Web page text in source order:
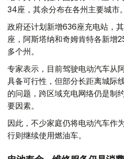
34座，其余分布在各州主要城市。
政府还计划新增636座充电站，
座，阿斯塔纳和奇姆肯特各新增
多个州。
专家表示，目前驾驶电动汽车从
具备可行性，但部分长距离城际
的问题，跨区域充电网络仍是制
要因素。
因此，不少家庭仍将电动汽车作
行则继续使用燃油车。